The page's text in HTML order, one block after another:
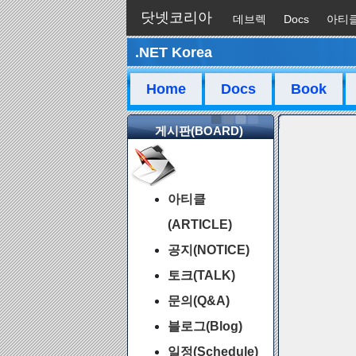
닷넷코리아 데브렉 Docs 아티
.NET Korea
Home Docs Book
게시판(BOARD)
아티클
(ARTICLE)
공지(NOTICE)
토크(TALK)
문의(Q&A)
블로그(Blog)
일정(Schedule)